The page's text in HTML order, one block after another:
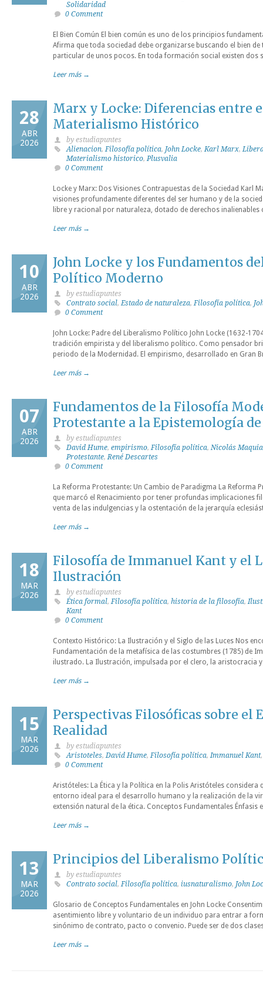
Solidaridad
0 Comment
El Bien Común El bien común es uno de los principios
Afirma que toda sociedad debe organizarse buscando el bien
particular de unos pocos. En toda formación social existen dos
Leer más →
28
ABR
2026
Marx y Locke: Diferencias entre
Materialismo Histórico
by estudiapuntes
Alienacion,Filosofía política, John Locke,Karl Marx,
Materialismo historico,Plusvalia
0 Comment
Locke y Marx: Dos Visiones Contrapuestas de la Sociedad Karl
visiones profundamente diferentes del ser humano y de la
libre y racional por naturaleza, dotado de derechos
Leer más →
10
ABR
2026
John Locke y los Fundamentos
Político Moderno
by estudiapuntes
Contrato social,Estado de naturaleza,Filosofía política,
0 Comment
John Locke: Padre del Liberalismo Político John Locke (1632-
tradición empirista y del liberalismo político. Como pensador
periodo de la Modernidad. El empirismo, desarrollado en Gran
Leer más →
07
ABR
2026
Fundamentos de la Filosofía
Protestante a la Epistemología
by estudiapuntes
David Hume, empirismo,Filosofía política,Nicolás
Protestante,René Descartes
0 Comment
La Reforma Protestante: Un Cambio de Paradigma La Reforma
que marcó el Renacimiento por tener profundas implicaciones
venta de las indulgencias y la ostentación de la jerarquía
Leer más →
18
MAR
2026
Filosofía de Immanuel Kant y el
Ilustración
by estudiapuntes
Ética formal,Filosofía política, historia de la filosofía,
Kant
0 Comment
Contexto Histórico: La Ilustración y el Siglo de las Luces Nos
Fundamentación de la metafísica de las costumbres (1785) de
ilustrado. La Ilustración, impulsada por el clero, la aristocracia
Leer más →
15
MAR
2026
Perspectivas Filosóficas sobre el
Realidad
by estudiapuntes
Aristoteles,David Hume,Filosofía política,Immanuel Kant
0 Comment
Aristóteles: La Ética y la Política en la Polis Aristóteles considera
entorno ideal para el desarrollo humano y la realización de la
extensión natural de la ética. Conceptos Fundamentales Énfasis
Leer más →
13
MAR
2026
Principios del Liberalismo
by estudiapuntes
Contrato social,Filosofía política, iusnaturalismo, John
Glosario de Conceptos Fundamentales en John Locke
asentimiento libre y voluntario de un individuo para entrar a
sinónimo de contrato, pacto o convenio. Puede ser de dos
Leer más →